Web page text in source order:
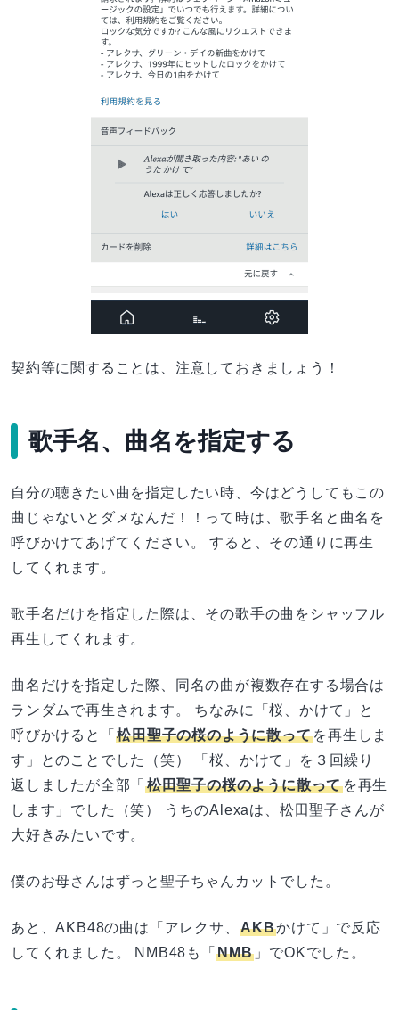
契約等に関することは、注意しておきましょう！
歌手名、曲名を指定する
自分の聴きたい曲を指定したい時、今はどうしてもこの
曲じゃないとダメなんだ！！って時は、歌手名と曲名を
呼びかけてあげてください。 すると、その通りに再生
してくれます。
歌手名だけを指定した際は、その歌手の曲をシャッフル
再生してくれます。
曲名だけを指定した際、同名の曲が複数存在する場合は
ランダムで再生されます。 ちなみに「桜、かけて」と
呼びかけると「 松田聖子の桜のように散ってを再生しま
す」とのことでした（笑） 「桜、かけて」を３回繰り
返しましたが全部「松田聖子の桜のように散ってを再生
します」でした（笑） うちのAlexaは、松田聖子さんが
大好きみたいです。
僕のお母さんはずっと聖子ちゃんカットでした。
あと、AKB48の曲は「アレクサ、 AKBかけて」で反応
してくれました。 NMB48も「 NMB 」でOKでした。